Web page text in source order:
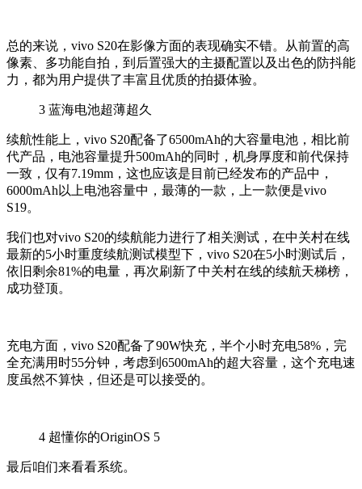
总的来说，vivo S20在影像方面的表现确实不错。从前置的高
像素、多功能自拍，到后置强大的主摄配置以及出色的防抖能
力，都为用户提供了丰富且优质的拍摄体验。
3 蓝海电池超薄超久
续航性能上，vivo S20配备了6500mAh的大容量电池，相比前
代产品，电池容量提升500mAh的同时，机身厚度和前代保持
一致，仅有7.19mm，这也应该是目前已经发布的产品中，
6000mAh以上电池容量中，最薄的一款，上一款便是vivo
S19。
我们也对vivo S20的续航能力进行了相关测试，在中关村在线
最新的5小时重度续航测试模型下，vivo S20在5小时测试后，
依旧剩余81%的电量，再次刷新了中关村在线的续航天梯榜，
成功登顶。
充电方面，vivo S20配备了90W快充，半个小时充电58%，完
全充满用时55分钟，考虑到6500mAh的超大容量，这个充电速
度虽然不算快，但还是可以接受的。
4 超懂你的OriginOS 5
最后咱们来看看系统。